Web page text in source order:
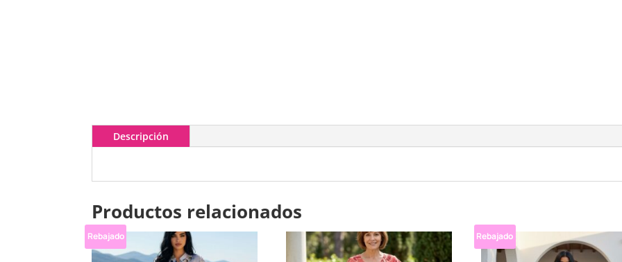
Descripción
Productos relacionados
Rebajado Rebajado